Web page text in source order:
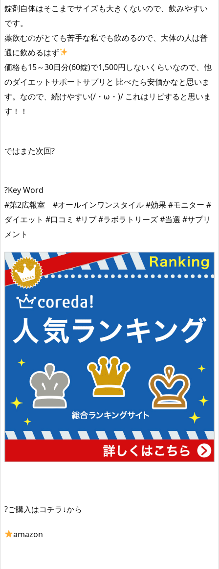
錠剤自体はそこまでサイズも大きくないので、飲みやすい
です。
薬飲むのがとても苦手な私でも飲めるので、大体の人は普
通に飲めるはず
価格も15～30日分(60錠)で1,500円しないくらいなので、他
のダイエットサポートサプリと 比べたら安価かなと思いま
す。なので、続けやすい(/・ω・)/ これはリピすると思いま
す！！
ではまた次回?
?Key Word
#第2広報室 #オールインワンスタイル #効果 #モニター #
ダイエット #口コミ #リブ #ラボラトリーズ #当選 #サプリ
メント
?ご購入はコチラ↓から
amazon